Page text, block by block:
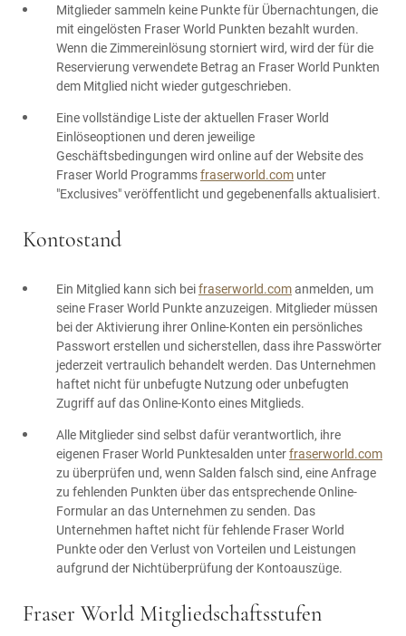
Mitglieder sammeln keine Punkte für Übernachtungen, die
mit eingelösten Fraser World Punkten bezahlt wurden.
Wenn die Zimmereinlösung storniert wird, wird der für die
Reservierung verwendete Betrag an Fraser World Punkten
dem Mitglied nicht wieder gutgeschrieben.
Eine vollständige Liste der aktuellen Fraser World
Einlöseoptionen und deren jeweilige
Geschäftsbedingungen wird online auf der Website des
Fraser World Programmsfraserworld.com unter
"Exclusives" veröffentlicht und gegebenenfalls aktualisiert.
Kontostand
Ein Mitglied kann sich beifraserworld.comanmelden, um
seine Fraser World Punkte anzuzeigen. Mitglieder müssen
bei der Aktivierung ihrer Online-Konten ein persönliches
Passwort erstellen und sicherstellen, dass ihre Passwörter
jederzeit vertraulich behandelt werden. Das Unternehmen
haftet nicht für unbefugte Nutzung oder unbefugten
Zugriff auf das Online-Konto eines Mitglieds.
Alle Mitglieder sind selbst dafür verantwortlich, ihre
eigenen Fraser World Punktesalden unterfraserworld.com
zu überprüfen und, wenn Salden falsch sind, eine Anfrage
zu fehlenden Punkten über das entsprechende Online-
Formular an das Unternehmen zu senden. Das
Unternehmen haftet nicht für fehlende Fraser World
Punkte oder den Verlust von Vorteilen und Leistungen
aufgrund der Nichtüberprüfung der Kontoauszüge.
Fraser World Mitgliedschaftsstufen